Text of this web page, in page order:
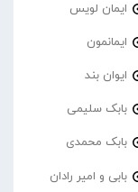
ایمان لویس
ایمانمون
ایوان بند
بابک سلیمی
بابک محمدی
بابی و امیر رادان